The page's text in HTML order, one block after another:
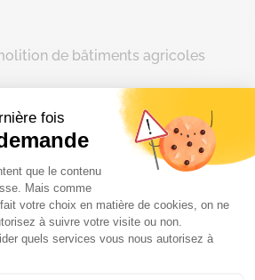
fois
Gestion du
que le contenu
Mais comme
votre choix en matière de cookies, on ne
à suivre votre visite ou non.
quels services vous nous autorisez à
consent
de bâtiments agricoles